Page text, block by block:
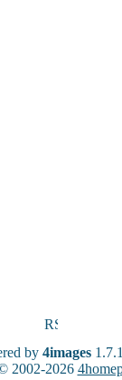
by 4images
2002-2026